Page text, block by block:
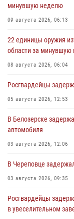
минувшую неделю
09 августа 2026, 06:13
22 единицы оружия
области за
08 августа 2026, 06:04
Росгвардейцы
05 августа 2026, 12:53
В Белозерске
автомобиля
03 августа 2026, 12:06
В Череповце
03 августа 2026, 09:35
Росгвардейцы
в увеселительном